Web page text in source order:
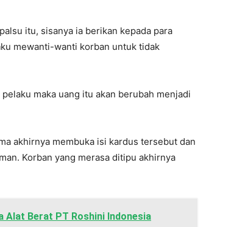
itu, sisanya ia berikan kepada para
mewanti-wanti korban untuk tidak
maka uang itu akan berubah menjadi
akhirnya membuka isi kardus tersebut dan
Korban yang merasa ditipu akhirnya
Alat Berat PT Roshini Indonesia